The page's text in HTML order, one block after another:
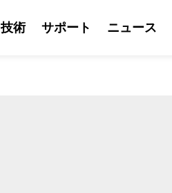
技術 サポート ニュース